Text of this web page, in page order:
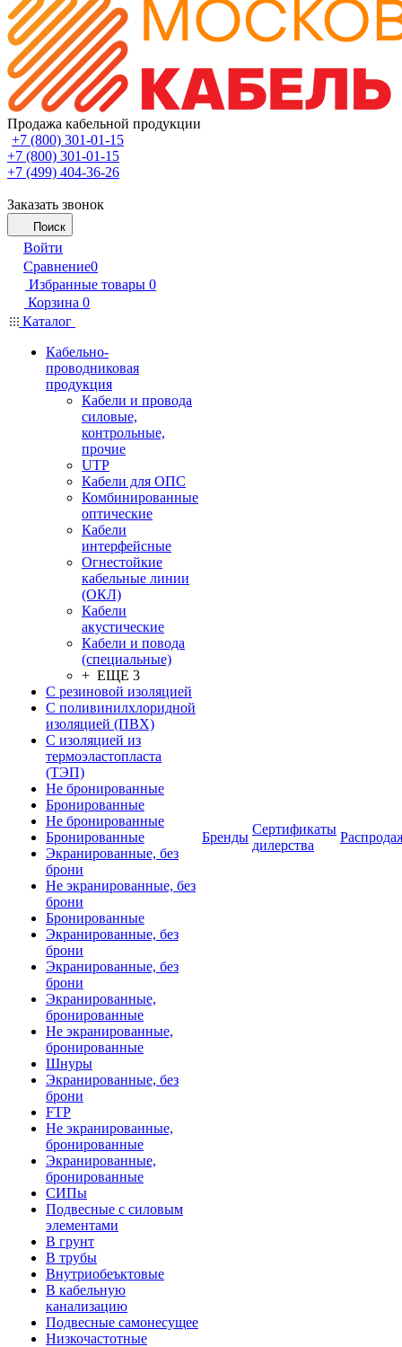
Продажа кабельной продукции
+7 (800) 301-01-15
+7 (800) 301-01-15
+7 (499) 404-36-26
Заказать звонок
Поиск
Войти
Сравнение0
Избранные товары 0
Корзина 0
Каталог
Кабельно-
проводниковая
продукция
Кабели и провода
силовые,
контрольные,
прочие
UTP
Кабели для ОПС
Комбинированные
оптические
Кабели
интерфейсные
Огнестойкие
кабельные линии
(ОКЛ)
Кабели
акустические
Кабели и повода
(специальные)
+ ЕЩЕ 3
С резиновой изоляцией
С поливинилхлоридной
изоляцией (ПВХ)
С изоляцией из
термоэластопласта
(ТЭП)
Не бронированные
Бронированные
Не бронированные
Бронированные
Экранированные, без
брони
Не экранированные, без
брони
Бронированные
Экранированные, без
брони
Экранированные, без
брони
Экранированные,
бронированные
Не экранированные,
бронированные
Шнуры
Экранированные, без
брони
FTP
Не экранированные,
бронированные
Экранированные,
бронированные
СИПы
Подвесные с силовым
элементами
В грунт
В трубы
Внутриобеъктовые
В кабельную
канализацию
Подвесные самонесущее
Низкочастотные
Бренды
Сертификаты
дилерства